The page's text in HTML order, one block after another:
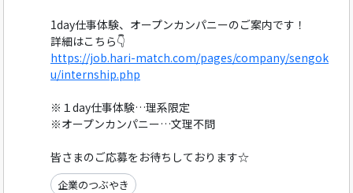
1day仕事体験、オープンカンパニーのご案内です！
詳細はこちら👇
https://job.hari-match.com/pages/company/sengok
u/internship.php
※１day仕事体験…理系限定
※オープンカンパニー…文理不問
皆さまのご応募をお待ちしております☆
企業のつぶやき